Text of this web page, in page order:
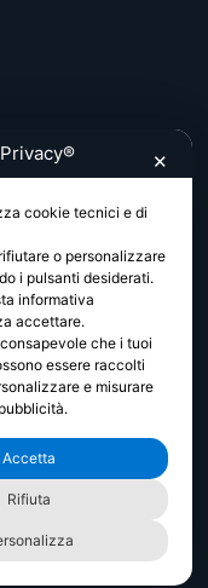
0683086005
✕
cookie tecnici e di
o personalizzare
i pulsanti desiderati.
informativa
accettare.
che i tuoi
essere raccolti
e misurare
Accetta
Rifiuta